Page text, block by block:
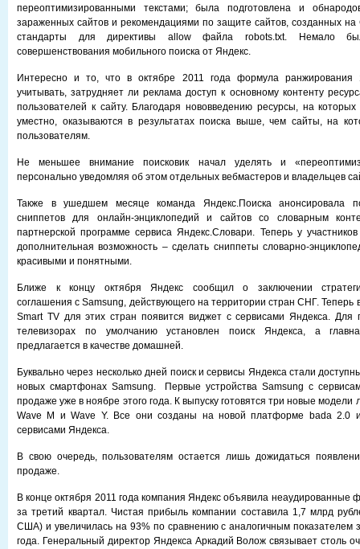
переоптимизированными текстами; была подготовлена и
зараженных сайтов и рекомендациями по защите сайтов, созданных на
стандарты для директивы allow файла robots.txt. Немало
совершенствования мобильного поиска от Яндекс.
Интересно и то, что в октябре 2011 года формула ранжирования
учитывать, затрудняет ли реклама доступ к основному контенту
пользователей к сайту. Благодаря нововведению ресурсы, на которых
уместно, оказываются в результатах поиска выше, чем сайты, на
пользователям.
Не меньшее внимание поисковик начал уделять и
персонально уведомляя об этом отдельных вебмастеров и владельцев
Также в ушедшем месяце команда Яндекс.Поиска анонсировала
сниппетов для онлайн-энциклопедий и сайтов со словарным
партнерской программе сервиса Яндекс.Словари. Теперь у
дополнительная возможность – сделать сниппеты словарно-
красивыми и понятными.
Ближе к концу октября Яндекс сообщил о заключении
соглашения с Samsung, действующего на территории стран СНГ. Теперь
Smart TV для этих стран появится виджет с сервисами Яндекса. Для
телевизорах по умолчанию установлен поиск Яндекса, а
предлагается в качестве домашней.
Буквально через несколько дней поиск и сервисы Яндекса стали
новых смартфонах Samsung. Первые устройства Samsung с
продаже уже в ноябре этого года. К выпуску готовятся три новые модели
Wave M и Wave Y. Все они созданы на новой платформе bada 2.0
сервисами Яндекса.
В свою очередь, пользователям остается лишь дожидаться
продаже.
В конце октября 2011 года компания Яндекс объявила неаудированные
за третий квартал. Чистая прибыль компании составила 1,7 млрд
США) и увеличилась на 93% по сравнению с аналогичным показателем
года. Генеральный директор Яндекса Аркадий Волож связывает столь